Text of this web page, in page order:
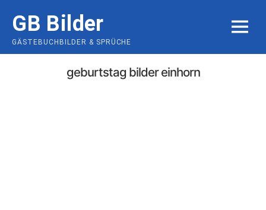
content
GB Bilder
GÄSTEBUCHBILDER & SPRÜCHE
MENU
geburtstag bilder einhorn